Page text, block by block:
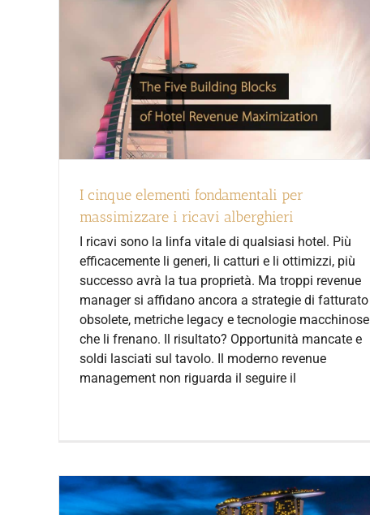
I cinque elementi fondamentali per
massimizzare i ricavi alberghieri
I ricavi sono la linfa vitale di qualsiasi hotel. Più
efficacemente li generi, li catturi e li ottimizzi, più
successo avrà la tua proprietà. Ma troppi revenue
manager si affidano ancora a strategie di fatturato
obsolete, metriche legacy e tecnologie macchinose
che li frenano. Il risultato? Opportunità mancate e
soldi lasciati sul tavolo. Il moderno revenue
management non riguarda il seguire il